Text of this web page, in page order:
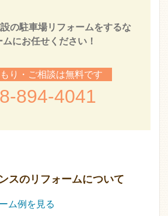
の駐車場リフォームをするな
にお任せください！
り・ご相談は無料です
894-4041
スのリフォームについて
ム例を見る